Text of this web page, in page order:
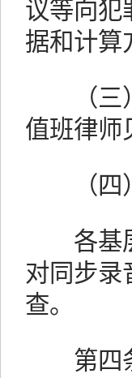
议等向犯
据和计算
（三）
值班律师
（四）
各基层
对同步录
查。
第四条